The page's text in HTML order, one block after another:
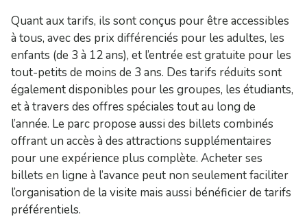
Quant aux tarifs, ils sont conçus pour être accessibles
à tous, avec des prix différenciés pour les adultes, les
enfants (de 3 à 12 ans), et l’entrée est gratuite pour les
tout-petits de moins de 3 ans. Des tarifs réduits sont
également disponibles pour les groupes, les étudiants,
et à travers des offres spéciales tout au long de
l’année. Le parc propose aussi des billets combinés
offrant un accès à des attractions supplémentaires
pour une expérience plus complète. Acheter ses
billets en ligne à l’avance peut non seulement faciliter
l’organisation de la visite mais aussi bénéficier de tarifs
préférentiels.